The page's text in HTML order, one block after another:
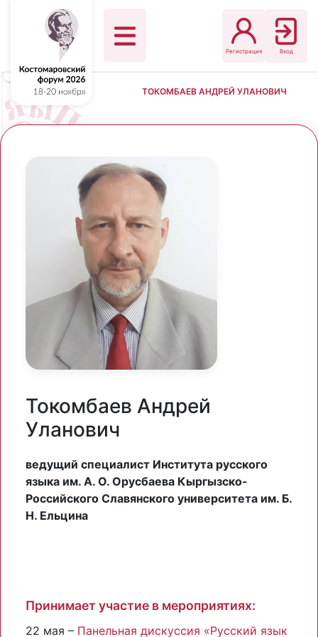
Регистрация Вход
ТОКОМБАЕВ АНДРЕЙ УЛАНОВИЧ
Токомбаев Андрей
Уланович
ведущий специалист Института русского
языка им. А. О. Орусбаева Кыргызско-
Российского Славянского университета им. Б.
Н. Ельцина
Принимает участие в мероприятиях:
22 мая – Панельная дискуссия «Русский язык